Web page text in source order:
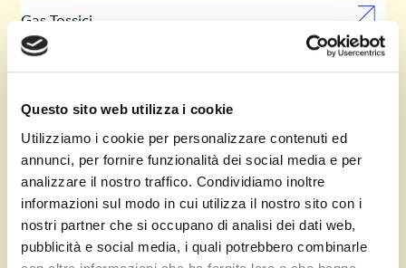
Questo sito web utilizza i cookie
Utilizziamo i cookie per personalizzare contenuti ed
annunci, per fornire funzionalità dei social media e per
analizzare il nostro traffico. Condividiamo inoltre
informazioni sul modo in cui utilizza il nostro sito con i
nostri partner che si occupano di analisi dei dati web,
pubblicità e social media, i quali potrebbero combinarle
Gas Tossici